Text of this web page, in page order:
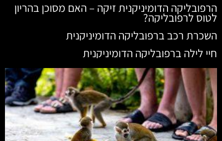
הרפובליקה הדומיניקנית זיקה – האם מסוכן בהריון
לטוס לרפובליקה?
השכרת רכב ברפובליקה הדומיניקנית
חיי לילה ברפובליקה הדומיניקנית